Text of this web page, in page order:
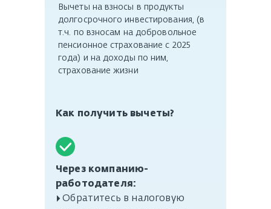
Как получить вычеты?
Через компанию-
работодателя:
▸ Обратитесь в налоговую
Вычеты на взносы в продукты
долгосрочного инвестирования, (в
т.ч. по взносам на добровольное
пенсионное страхование с 2025
года) и на доходы по ним,
страхование жизни